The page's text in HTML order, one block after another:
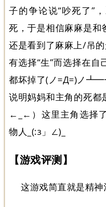
子的争论说“吵死了”
死，于是相信麻麻是和
还是看到了麻麻上/吊
有选择“生”而选择在自
都坏掉了(ノ=Д=)ノ
说明妈妈和主角的死都
←_←）这里主角选择
物人_(:з」∠)_
【游戏评测】
这游戏简直就是精